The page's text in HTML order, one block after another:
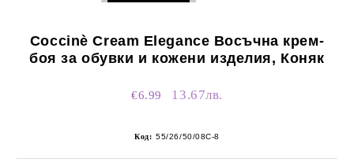
Coccinè Cream Elegance Восъчна крем-
боя за обувки и кожени изделия, Коняк
€6.99 13.67лв.
Код: 55/26/50/08C-8